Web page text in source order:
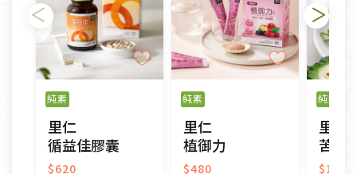
不適用七天鑑賞期商品：
以數位或電磁紀錄形式儲存之商品、易於變質或損壞
之商品、以及性質上無法或不適合退換之商品：如
CD、VCD、DVD、電腦軟體，若產品瑕疵無法讀取僅
接受原片換新。
衣飾鞋類-如T恤，如於送達後水洗或污損者。
美容保養用品、內衣褲、襪子、口罩等私人消耗性產
純素
里仁
循益佳膠囊
$620
純素
里仁
植御力
$480
純素
里仁
苦瓜胜